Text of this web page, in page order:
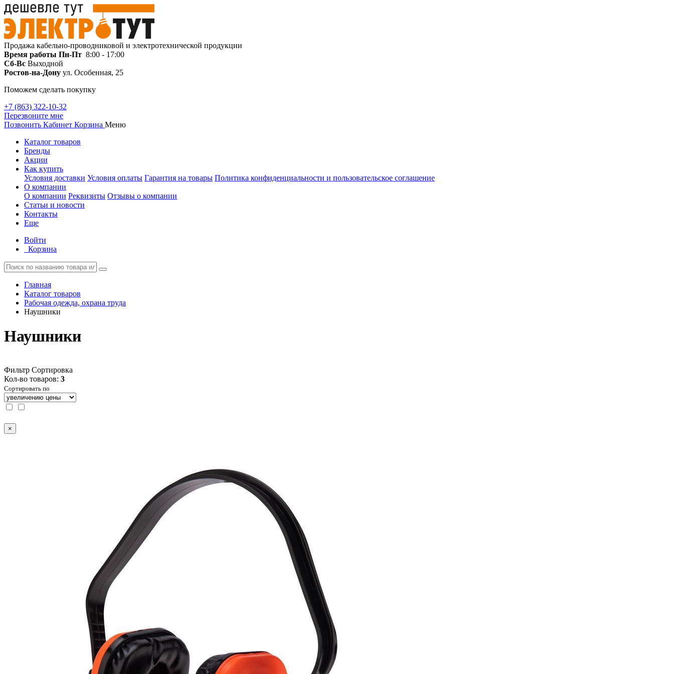
Продажа кабельно-проводниковой и электротехнической продукции
Время работы Пн-Пт 8:00 - 17:00
Сб-Вс Выходной
Ростов-на-Дону ул. Особенная, 25
Поможем сделать покупку
+7 (863) 322-10-32
Перезвоните мне
Позвонить Кабинет Корзина Меню
Каталог товаров
Бренды
Акции
Как купить
Условия доставки Условия оплаты Гарантия на товары Политика конфиденциальности и пользовательское соглашение
О компании
О компании Реквизиты Отзывы о компании
Статьи и новости
Контакты
Еще
Войти
Корзина
Главная
Каталог товаров
Рабочая одежда, охрана труда
Наушники
Наушники
Фильтр Сортировка
Кол-во товаров: 3
Сортировать по
×